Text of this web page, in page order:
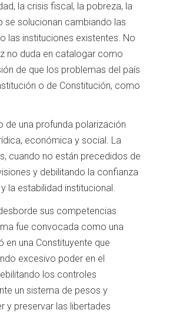
la crisis fiscal, la pobreza, la
se solucionan cambiando las
las instituciones existentes. No
no duda en catalogar como
de que los problemas del país
o de Constitución, como
de una profunda polarización
económica y social. La
cuando no están precedidos de
y debilitando la confianza
la estabilidad institucional.
sus competencias
fue convocada como una
una Constituyente que
excesivo poder en el
los controles
un sistema de pesos y
y preservar las libertades